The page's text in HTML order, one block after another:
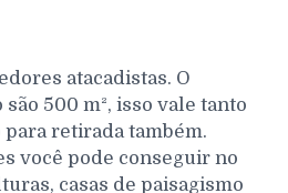
atacadistas. O
500 m², isso vale tanto
retirada também.
você pode conseguir no
casas de paisagismo